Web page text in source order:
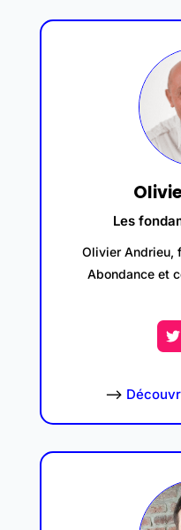
Les
Olivier Andrieu,
Abondance et
–>